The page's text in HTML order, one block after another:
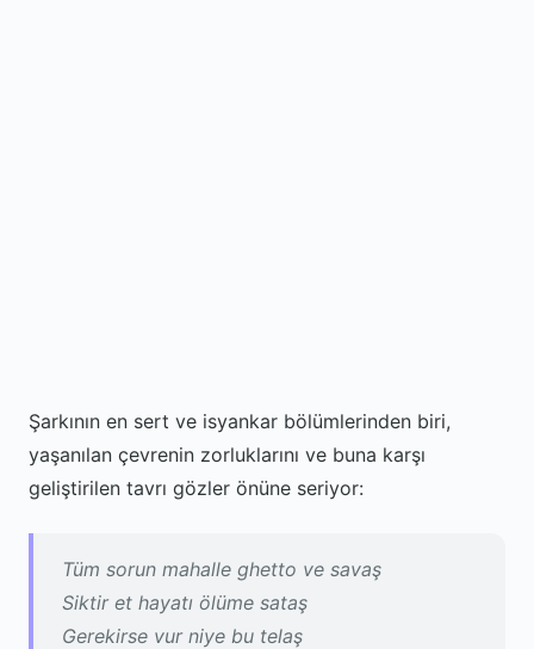
Şarkının en sert ve isyankar bölümlerinden biri,
yaşanılan çevrenin zorluklarını ve buna karşı
geliştirilen tavrı gözler önüne seriyor:
Tüm sorun mahalle ghetto ve savaş
Siktir et hayatı ölüme sataş
Gerekirse vur niye bu telaş